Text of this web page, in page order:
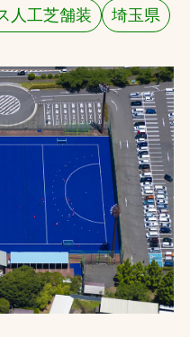
検索
人工芝舗装
埼玉県